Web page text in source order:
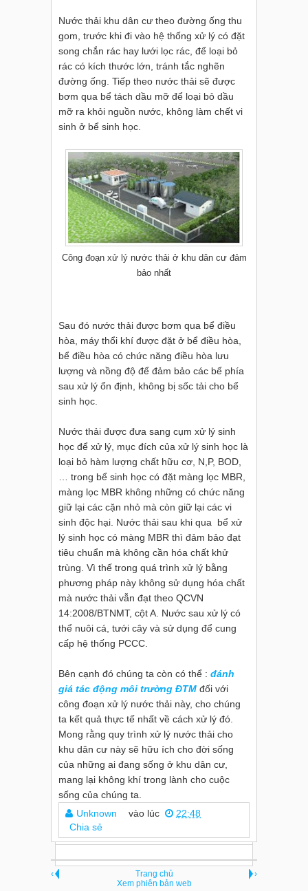
Nước thải khu dân cư theo đường ống thu
gom, trước khi đi vào hệ thống xử lý có đặt
song chắn rác hay lưới lọc rác, để loại bỏ
rác có kích thước lớn, tránh tắc nghẽn
đường ống. Tiếp theo nước thải sẽ được
bơm qua bể tách dầu mỡ để loại bỏ dầu
mỡ ra khỏi nguồn nước, không làm chết vi
sinh ở bể sinh học.
Công đoạn xử lý nước thải ở khu dân cư đảm
bảo nhất
Sau đó nước thải được bơm qua bể điều
hòa, máy thổi khí được đặt ở bể điều hòa,
bể điều hòa có chức năng điều hòa lưu
lượng và nồng độ để đảm bảo các bể phía
sau xử lý ổn định, không bị sốc tải cho bể
sinh học.
Nước thải được đưa sang cụm xử lý sinh
học để xử lý, mục đích của xử lý sinh học là
loại bỏ hàm lượng chất hữu cơ, N,P, BOD,
… trong bể sinh học có đặt màng lọc MBR,
màng lọc MBR không những có chức năng
giữ lại các cặn nhỏ mà còn giữ lại các vi
sinh độc hại. Nước thải sau khi qua bể xử
lý sinh học có màng MBR thì đảm bảo đạt
tiêu chuẩn mà không cần hóa chất khử
trùng. Vì thế trong quá trình xử lý bằng
phương pháp này không sử dụng hóa chất
mà nước thải vẫn đạt theo QCVN
14:2008/BTNMT, cột A. Nước sau xử lý có
thể nuôi cá, tưới cây và sử dụng để cung
cấp hệ thống PCCC.
Bên cạnh đó chúng ta còn có thể : đánh
giá tác động môi trường ĐTM đối với
công đoạn xử lý nước thải này, cho chúng
ta kết quả thực tế nhất về cách xử lý đó.
Mong rằng quy trình xử lý nước thải cho
khu dân cư này sẽ hữu ích cho đời sống
của những ai đang sống ở khu dân cư,
mang lại không khí trong lành cho cuộc
sống của chúng ta.
Unknown
vào lúc
22:48
Chia sẻ
‹ ›
Trang chủ
Xem phiên bản web